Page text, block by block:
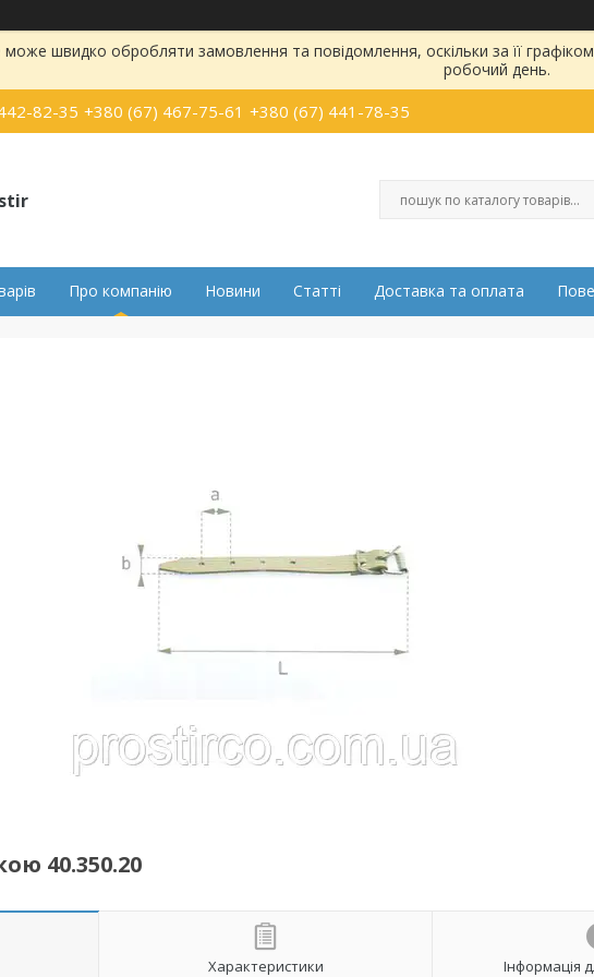
може швидко обробляти замовлення та повідомлення, оскільки за її
робочий день.
82-35 +380 (67) 467-75-61 +380 (67) 441-78-35
Про компанію Новини Статті Доставка та оплата
40.350.20
Характеристики Інформація